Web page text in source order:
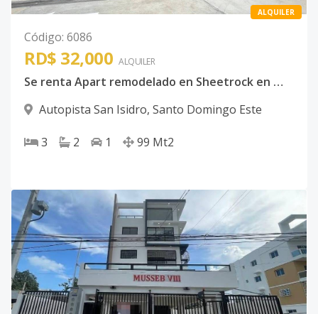
ALQUILER
Código: 6086
RD$ 32,000 ALQUILER
Se renta Apart remodelado en Sheetrock en 📍san Isidro
Autopista San Isidro, Santo Domingo Este
3 2 1 99 Mt2